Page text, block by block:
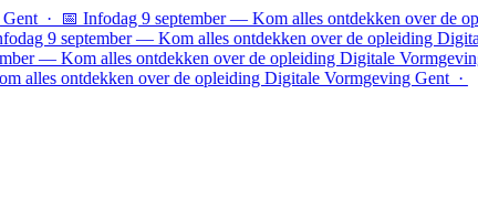
· 📅 Infodag 9 september — Kom alles ontdekken over de
9 september — Kom alles ontdekken over de opleiding
— Kom alles ontdekken over de opleiding Digitale
alles ontdekken over de opleiding Digitale Vormgeving Gent ·